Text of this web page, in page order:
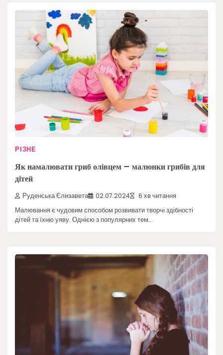
РІЗНЕ
Як намалювати гриб олівцем – малюнки грибів для
дітей
Руденська Єлизавета 02.07.2024 6 хв читання
Малювання є чудовим способом розвивати творчі здібності
дітей та їхню уяву. Однією з популярних тем…